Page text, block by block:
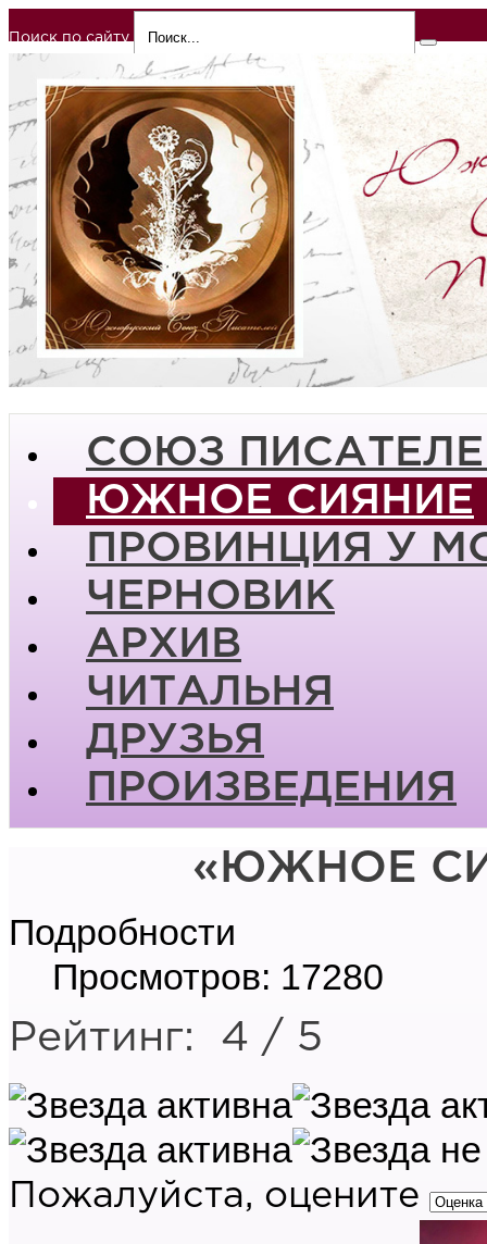
Поиск по сайту
СОЮЗ
ЮЖНОЕ СИЯНИЕ
ПРОВИНЦИЯ У
ЧЕРНОВИК
АРХИВ
ЧИТАЛЬНЯ
ДРУЗЬЯ
ПРОИЗВЕДЕНИЯ
«ЮЖНОЕ
Подробности
Просмотров: 17280
Рейтинг: 4 / 5
Пожалуйста, оцените